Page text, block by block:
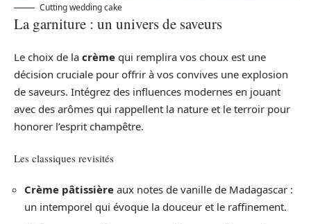
Cutting wedding cake
La garniture : un univers de saveurs
Le choix de la crème qui remplira vos choux est une
décision cruciale pour offrir à vos convives une explosion
de saveurs. Intégrez des influences modernes en jouant
avec des arômes qui rappellent la nature et le terroir pour
honorer l’esprit champêtre.
Les classiques revisités
Crème pâtissière aux notes de vanille de Madagascar :
un intemporel qui évoque la douceur et le raffinement.